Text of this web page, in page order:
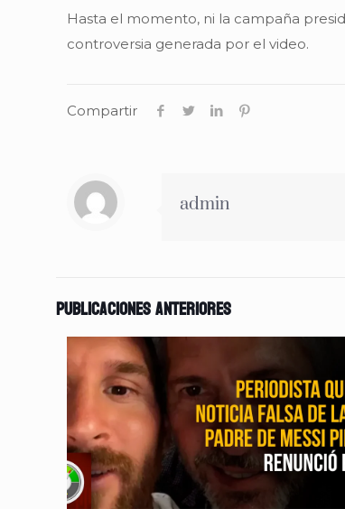
Hasta el momento, ni la campaña
controversia generada por el video.
Compartir
admin
Publicaciones anteriores